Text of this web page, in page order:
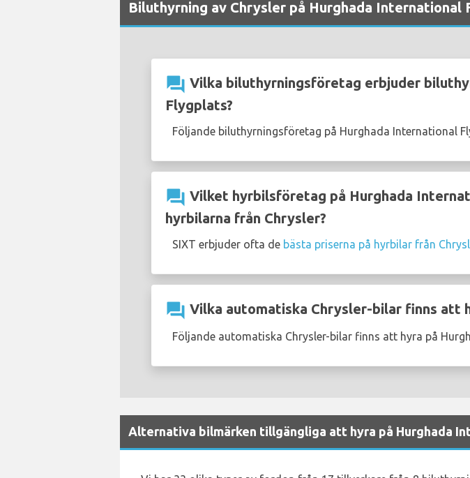
Biluthyrning av Chrysler på Hurghada International
question_answer Vilka biluthyrningsföretag erbjuder
Flygplats?
Följande biluthyrningsföretag på Hurghada International
question_answer Vilket hyrbilsföretag på Hurghada
hyrbilarna från Chrysler?
SIXT erbjuder ofta de bästa priserna på hyrbilar från
question_answer Vilka automatiska Chrysler-bilar finns att
Följande automatiska Chrysler-bilar finns att hyra på
Alternativa bilmärken tillgängliga att hyra på Hurghada